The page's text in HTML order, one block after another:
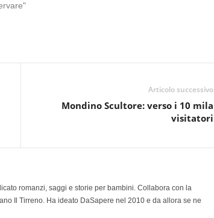
Articolo successivo
Mondino Scultore: verso i 10 mila
visitatori
romanzi, saggi e storie per bambini. Collabora con la
Il Tirreno. Ha ideato DaSapere nel 2010 e da allora se ne